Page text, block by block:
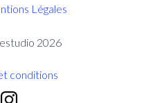
Légales
2026
conditions